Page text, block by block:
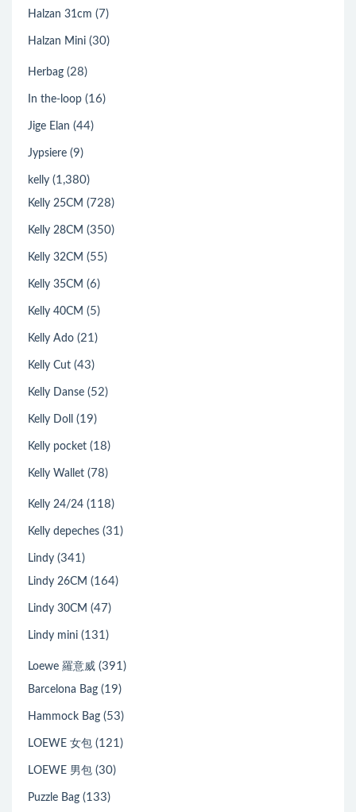
Halzan 31cm (7)
Halzan Mini (30)
Herbag (28)
In the-loop (16)
Jige Elan (44)
Jypsiere (9)
kelly (1,380)
Kelly 25CM (728)
Kelly 28CM (350)
Kelly 32CM (55)
Kelly 35CM (6)
Kelly 40CM (5)
Kelly Ado (21)
Kelly Cut (43)
Kelly Danse (52)
Kelly Doll (19)
Kelly pocket (18)
Kelly Wallet (78)
Kelly 24/24 (118)
Kelly depeches (31)
Lindy (341)
Lindy 26CM (164)
Lindy 30CM (47)
Lindy mini (131)
Loewe 羅意威 (391)
Barcelona Bag (19)
Hammock Bag (53)
LOEWE 女包 (121)
LOEWE 男包 (30)
Puzzle Bag (133)